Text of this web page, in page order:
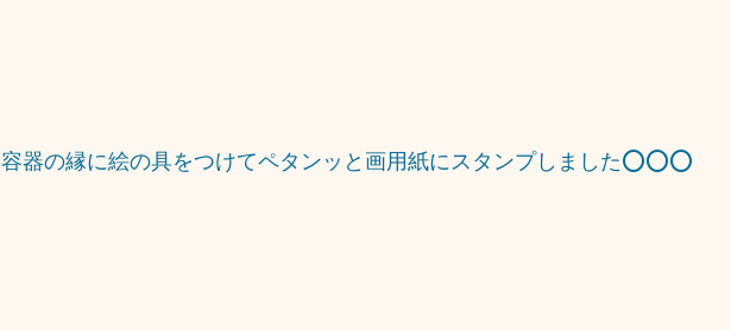
容器の縁に絵の具をつけてペタンッと画用紙にスタンプしました⭕⭕⭕